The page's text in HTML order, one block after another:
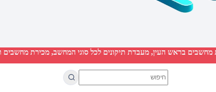
מחשבים בראש העין, מעבדת תיקונים לכל סוגי המחשב, מכירת מחשבים
results